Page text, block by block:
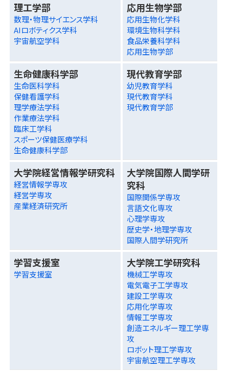
理工学部
数理・物理サイエンス学科
AIロボティクス学科
宇宙航空学科
応用生物学部
応用生物化学科
環境生物科学科
食品栄養科学科
応用生物学部
生命健康科学部
生命医科学科
保健看護学科
理学療法学科
作業療法学科
臨床工学科
スポーツ保健医療学科
生命健康科学部
現代教育学部
幼児教育学科
現代教育学科
現代教育学部
大学院経営情報学研究科
経営情報学専攻
経営学専攻
産業経済研究所
大学院国際人間学研
究科
国際関係学専攻
言語文化専攻
心理学専攻
歴史学・地理学専攻
国際人間学研究所
学習支援室
学習支援室
大学院工学研究科
機械工学専攻
電気電子工学専攻
建設工学専攻
応用化学専攻
情報工学専攻
創造エネルギー理工学専
攻
ロボット理工学専攻
宇宙航空理工学専攻